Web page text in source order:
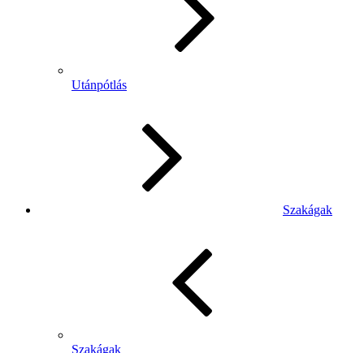
Utánpótlás
Szakágak
Szakágak